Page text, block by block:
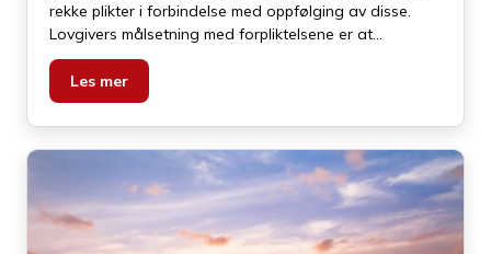
rekke plikter i forbindelse med oppfølging av disse.
Lovgivers målsetning med forpliktelsene er at
arbeidsgiver skal legge til rette for at arbeidstakeren
kan returnerer til jobb så raskt som mulig.
Les mer